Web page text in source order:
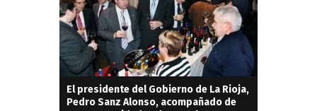
El presidente del Gobierno de La Rioja,
Pedro Sanz Alonso, acompañado de